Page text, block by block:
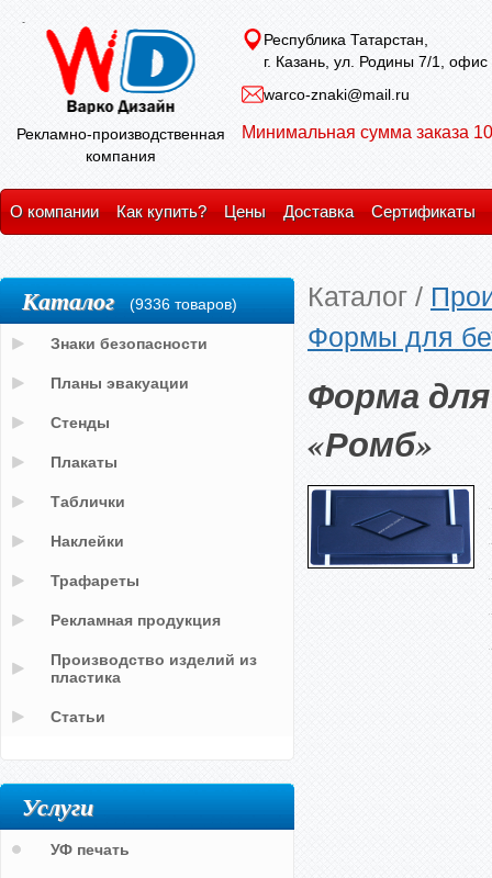
Рекламно-производственная
компания
Республика Татарстан,
г. Казань, ул. Родины 7/1, офис
warco-znaki@mail.ru
Минимальная сумма заказа
О компании Как купить? Цены Доставка Сертификаты
Каталог /
Формы для
Форма
«Ромб»
Каталог (9336 товаров)
Знаки безопасности
Планы эвакуации
Стенды
Плакаты
Таблички
Наклейки
Трафареты
Рекламная продукция
Производство изделий из
пластика
Статьи
Услуги
УФ печать